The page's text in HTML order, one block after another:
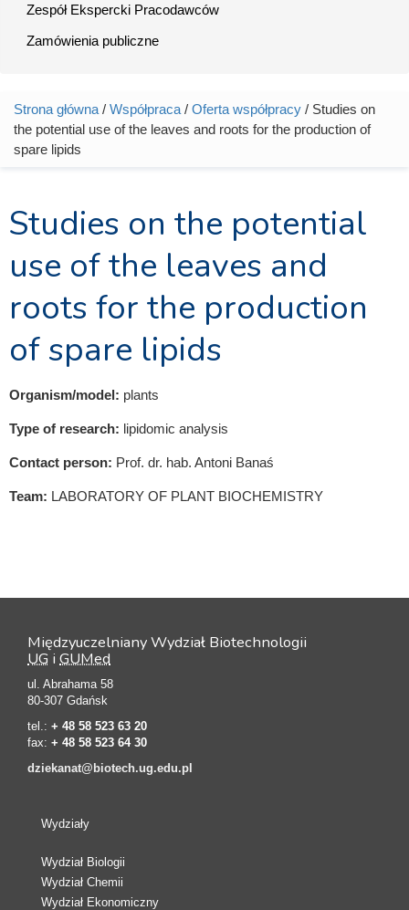
Zespół Ekspercki Pracodawców
Zamówienia publiczne
Jesteś tutaj
Strona główna / Współpraca / Oferta współpracy / Studies on
the potential use of the leaves and roots for the production of
spare lipids
Studies on the potential
use of the leaves and
roots for the production
of spare lipids
Organism/model: plants
Type of research: lipidomic analysis
Contact person: Prof. dr. hab. Antoni Banaś
Team: LABORATORY OF PLANT BIOCHEMISTRY
Międzyuczelniany Wydział Biotechnologii
UG i GUMed
ul. Abrahama 58
80-307 Gdańsk
tel.: + 48 58 523 63 20
fax: + 48 58 523 64 30
dziekanat@biotech.ug.edu.pl
Wydziały
Wydział Biologii
Wydział Chemii
Wydział Ekonomiczny